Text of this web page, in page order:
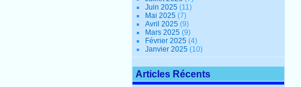
Juin 2025(11)
Mai 2025(7)
Avril 2025(9)
Mars 2025(9)
Février 2025(4)
Janvier 2025(10)
Articles Récents